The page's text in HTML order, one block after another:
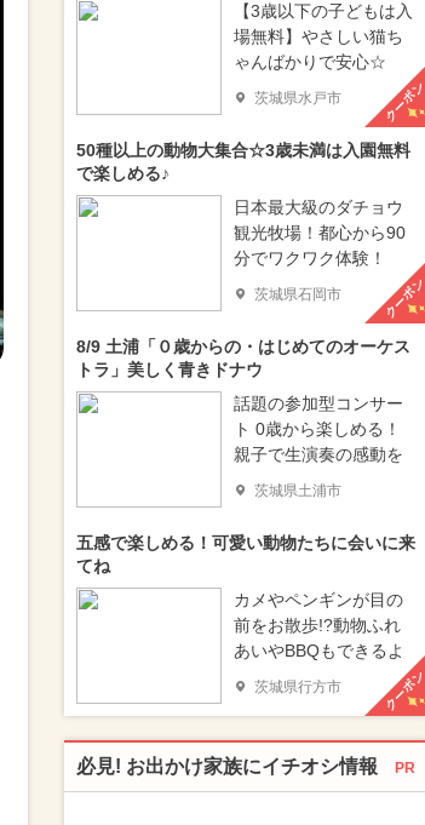
【3歳以下の子どもは入
場無料】やさしい猫ち
ゃんばかりで安心☆
茨城県水戸市 クーポン
50種以上の動物大集合☆3歳未満は入園無料
で楽しめる♪
日本最大級のダチョウ
観光牧場！都心から90
分でワクワク体験！
茨城県石岡市 クーポン
8/9 土浦「０歳からの・はじめてのオーケス
トラ」美しく青きドナウ
話題の参加型コンサー
ト 0歳から楽しめる！
親子で生演奏の感動を
茨城県土浦市
五感で楽しめる！可愛い動物たちに会いに来
てね
カメやペンギンが目の
前をお散歩!?動物ふれ
あいやBBQもできるよ
茨城県行方市 クーポン
必見! お出かけ家族にイチオシ情報 PR